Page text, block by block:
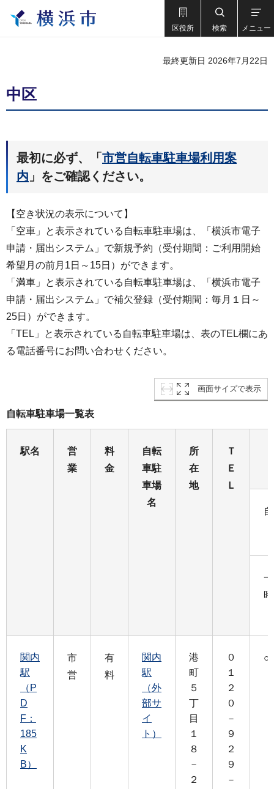
区役所 検索 メニュー
最終更新日 2026年7月22日
中区
最初に必ず、「 市営自転車駐車場利用案
内 」をご確認ください。
【空き状況の表示について】
「空車」と表示されている自転車駐車場は、「横浜市電子
申請・届出システム」で新規予約（受付期間：ご利用開始
希望月の前月1日～15日）ができます。
「満車」と表示されている自転車駐車場は、「横浜市電子
申請・届出システム」で補欠登録（受付期間：毎月１日～
25日）ができます。
「TEL」と表示されている自転車駐車場は、表のTEL欄にあ
る電話番号にお問い合わせください。
画面サイズで表示
自転車駐車場一覧表
駅名
営
業
料
金
自転
車駐
車場
名
所
在
地
Ｔ
Ｅ
Ｌ
一
時
関内
駅
（P
D
F：
185
K
B）
市
営
有
料
関内
駅
（外
部サ
イ
ト）
港
町
５
丁
目
１
８
－
２
０
１
２
０
－
９
２
９
－
○